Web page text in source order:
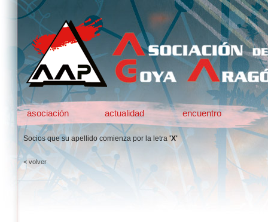
asociación actualidad encuentro
Socios que su apellido comienza por la letra 'X'
< volver